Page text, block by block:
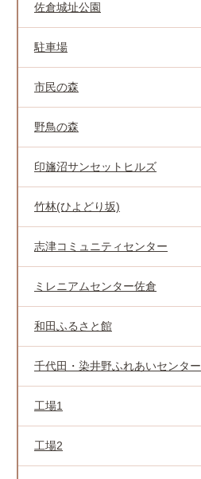
佐倉城址公園
駐車場
市民の森
野鳥の森
印旛沼サンセットヒルズ
竹林(ひよどり坂)
志津コミュニティセンター
ミレニアムセンター佐倉
和田ふるさと館
千代田・染井野ふれあいセンター
工場1
工場2